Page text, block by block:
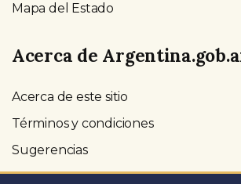
Mapa del Estado
Acerca de
Acerca de este sitio
Términos y condiciones
Sugerencias